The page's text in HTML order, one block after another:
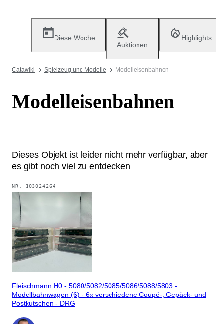
Diese Woche
Auktionen
Highlights
Catawiki Spielzeug und Modelle Modelleisenbahnen
Modelleisenbahnen
Dieses Objekt ist leider nicht mehr verfügbar, aber
es gibt noch viel zu entdecken
NR. 103024264
Fleischmann H0 - 5080/5082/5085/5086/5088/5803 -
Modellbahnwagen (6) - 6x verschiedene Coupé-, Gepäck- und
Postkutschen - DRG